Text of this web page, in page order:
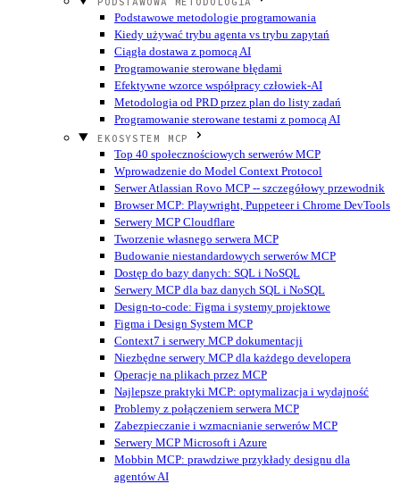
Podstawowe metodologie programowania
Kiedy używać trybu agenta vs trybu zapytań
Ciągła dostawa z pomocą AI
Programowanie sterowane błędami
Efektywne wzorce współpracy człowiek-AI
Metodologia od PRD przez plan do listy zadań
Programowanie sterowane testami z pomocą AI
EKOSYSTEM MCP
Top 40 społecznościowych serwerów MCP
Wprowadzenie do Model Context Protocol
Serwer Atlassian Rovo MCP -- szczegółowy przewodnik
Browser MCP: Playwright, Puppeteer i Chrome DevTools
Serwery MCP Cloudflare
Tworzenie własnego serwera MCP
Budowanie niestandardowych serwerów MCP
Dostęp do bazy danych: SQL i NoSQL
Serwery MCP dla baz danych SQL i NoSQL
Design-to-code: Figma i systemy projektowe
Figma i Design System MCP
Context7 i serwery MCP dokumentacji
Niezbędne serwery MCP dla każdego developera
Operacje na plikach przez MCP
Najlepsze praktyki MCP: optymalizacja i wydajność
Problemy z połączeniem serwera MCP
Zabezpieczanie i wzmacnianie serwerów MCP
Serwery MCP Microsoft i Azure
Mobbin MCP: prawdziwe przykłady designu dla
agentów AI